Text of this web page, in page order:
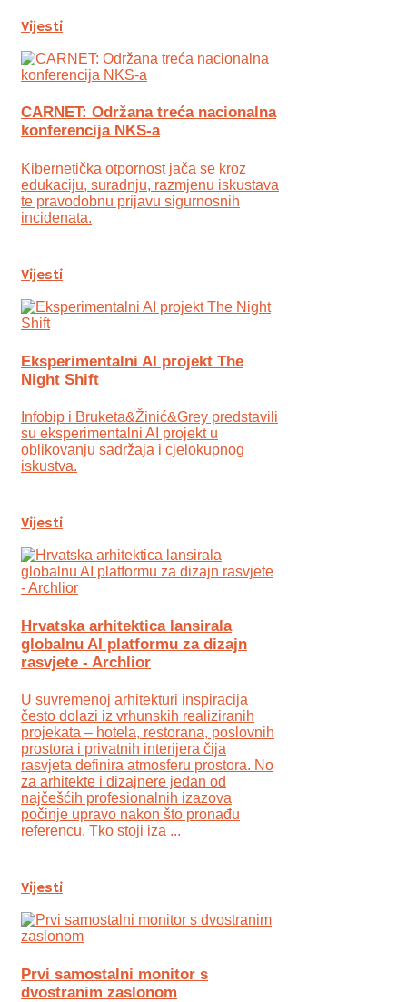
Vijesti
CARNET: Održana treća nacionalna
konferencija NKS-a
Kibernetička otpornost jača se kroz
edukaciju, suradnju, razmjenu iskustava
te pravodobnu prijavu sigurnosnih
incidenata.
Vijesti
Eksperimentalni AI projekt The
Night Shift
Infobip i Bruketa&Žinić&Grey predstavili
su eksperimentalni AI projekt u
oblikovanju sadržaja i cjelokupnog
iskustva.
Vijesti
Hrvatska arhitektica lansirala
globalnu AI platformu za dizajn
rasvjete - Archlior
U suvremenoj arhitekturi inspiracija
često dolazi iz vrhunskih realiziranih
projekata – hotela, restorana, poslovnih
prostora i privatnih interijera čija
rasvjeta definira atmosferu prostora. No
za arhitekte i dizajnere jedan od
najčešćih profesionalnih izazova
počinje upravo nakon što pronađu
referencu. Tko stoji iza ...
Vijesti
Prvi samostalni monitor s
dvostranim zaslonom